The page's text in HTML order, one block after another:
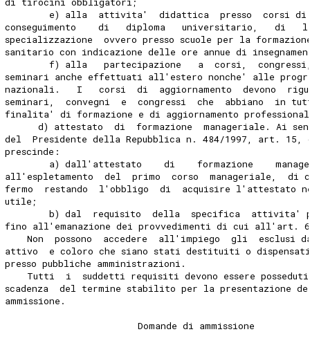
e) alla  attivita'  didattica  presso  corsi di
conseguimento    di   diploma   universitario,   di
specializzazione  ovvero presso scuole per la
sanitario con indicazione delle ore annue di
f) alla   partecipazione   a  corsi,
seminari anche effettuati all'estero nonche' alle
nazionali.   I   corsi  di  aggiornamento  devono
seminari,  convegni  e  congressi  che  abbiano  in
finalita' di formazione e di aggiornamento
d) attestato  di  formazione  manageriale. Ai
del  Presidente della Repubblica n. 484/1997, art. 15,
prescinde:
a) dall'attestato    di    formazione
all'espletamento  del  primo  corso  manageriale,
fermo  restando  l'obbligo  di  acquisire l'attestato
utile;
b) dal  requisito  della  specifica  attivita'
fino all'emanazione dei provvedimenti di cui all'art. 6,
Non  possono  accedere  all'impiego  gli  esclusi
attivo  e coloro che siano stati destituiti o
presso pubbliche amministrazioni.
Tutti  i  suddetti requisiti devono essere
scadenza  del termine stabilito per la presentazione
ammissione.
                        Domande di ammissione